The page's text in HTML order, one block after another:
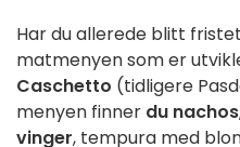
Har du allerede blitt
matmenyen som er
Caschetto (tidligere
menyen finner du nachos
vinger, tempura med